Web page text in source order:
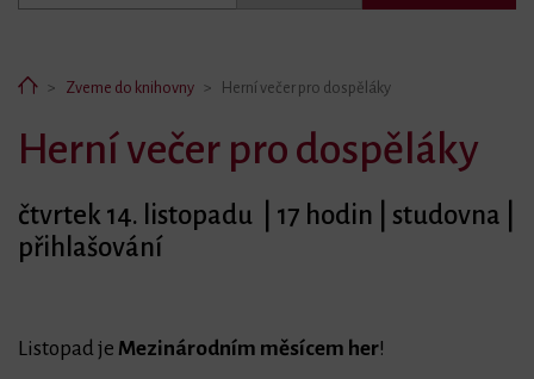
HomeZveme do knihovny Herní večer pro dospěláky
Herní večer pro dospěláky
čtvrtek 14. listopadu | 17 hodin | studovna |
přihlašování
Listopad je Mezinárodním měsícem her!